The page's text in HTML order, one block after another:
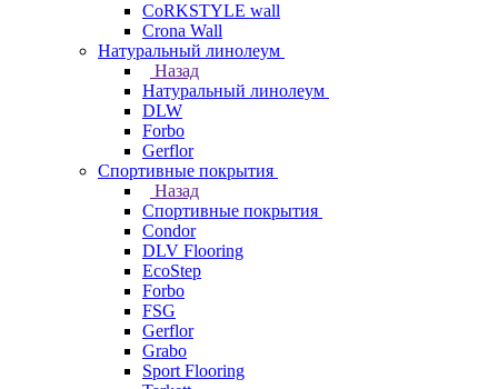
CoRKSTYLE wall
Crona Wall
Натуральный линолеум
Назад
Натуральный линолеум
DLW
Forbo
Gerflor
Спортивные покрытия
Назад
Спортивные покрытия
Condor
DLV Flooring
EcoStep
Forbo
FSG
Gerflor
Grabo
Sport Flooring